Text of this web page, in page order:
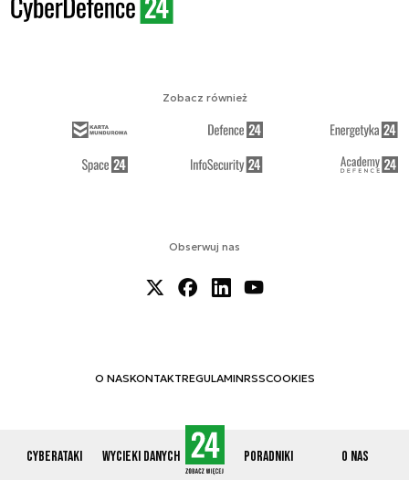
Cyberataki Wycieki danych Poradniki O nas
Obserwuj nas
O NASKONTAKTREGULAMINRSSCOOKIES
Zobacz również
© 2012-2026 CYBERDEFENCE24